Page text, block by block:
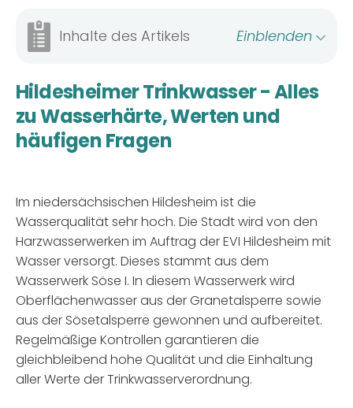
Inhalte des Artikels Einblenden
Hildesheimer Trinkwasser - Alles
zu Wasserhärte, Werten und
häufigen Fragen
Im niedersächsischen Hildesheim ist die
Wasserqualität sehr hoch. Die Stadt wird von den
Harzwasserwerken im Auftrag der EVI Hildesheim mit
Wasser versorgt. Dieses stammt aus dem
Wasserwerk Söse I. In diesem Wasserwerk wird
Oberflächenwasser aus der Granetalsperre sowie
aus der Sösetalsperre gewonnen und aufbereitet.
Regelmäßige Kontrollen garantieren die
gleichbleibend hohe Qualität und die Einhaltung
aller Werte der Trinkwasserverordnung.